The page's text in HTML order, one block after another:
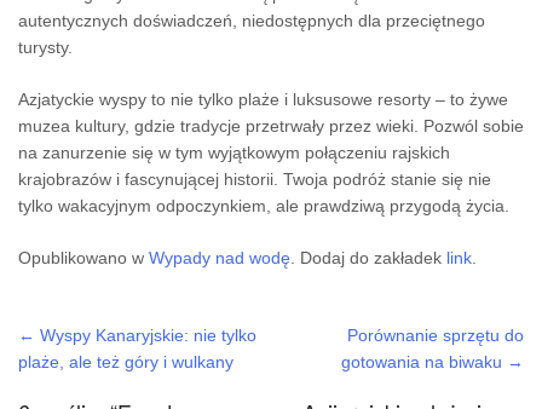
autentycznych doświadczeń, niedostępnych dla przeciętnego
turysty.
Azjatyckie wyspy to nie tylko plaże i luksusowe resorty – to żywe
muzea kultury, gdzie tradycje przetrwały przez wieki. Pozwól sobie
na zanurzenie się w tym wyjątkowym połączeniu rajskich
krajobrazów i fascynującej historii. Twoja podróż stanie się nie
tylko wakacyjnym odpoczynkiem, ale prawdziwą przygodą życia.
Opublikowano w Wypady nad wodę . Dodaj do zakładek link
Post navigation
← Wyspy Kanaryjskie: nie tylko
plaże, ale też góry i wulkany
Porównanie sprzętu do
gotowania na biwaku →